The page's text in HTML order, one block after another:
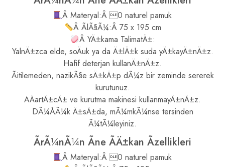
Â Materyal:Â 0 naturel pamuk
Â ÃlÃ§Ã¼:Â 75 x 195 cm
Â YÄ±kama TalimatÄ±:
YalnÄ±zca elde, soÄuk ya da Ä±lÄ±k suda yÄ±kayÄ±nÄ±z.
Hafif deterjan kullanÄ±nÄ±z.
Ãitilemeden, nazikÃ§e sÄ±kÄ±p dÃ¼z bir zeminde sererek
kurutunuz.
AÄartÄ±cÄ± ve kurutma makinesi kullanmayÄ±nÄ±z.
DÃ¼ÅÃ¼k Ä±sÄ±da, mÃ¼mkÃ¼nse tersinden
Ã¼tÃ¼leyiniz.
ÃrÃ¼nÃ¼n Ãne ÃÄ±kan Ãzellikleri
Â Materyal:Â 0 naturel pamuk